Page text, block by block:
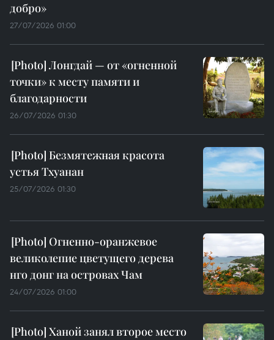
добро»
27/07/2026 01:00
Лонгдай — от «огненной
точки» к месту памяти и
благодарности
26/07/2026 01:30
Безмятежная красота
устья Тхуанан
25/07/2026 01:30
Огненно-оранжевое
великолепие цветущего дерева
нго донг на островах Чам
24/07/2026 01:00
Ханой занял второе место